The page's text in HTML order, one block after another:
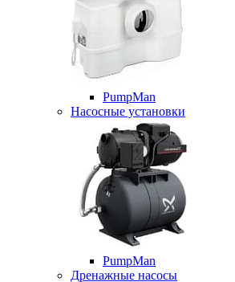
PumpMan
Насосные установки
PumpMan
Дренажные насосы